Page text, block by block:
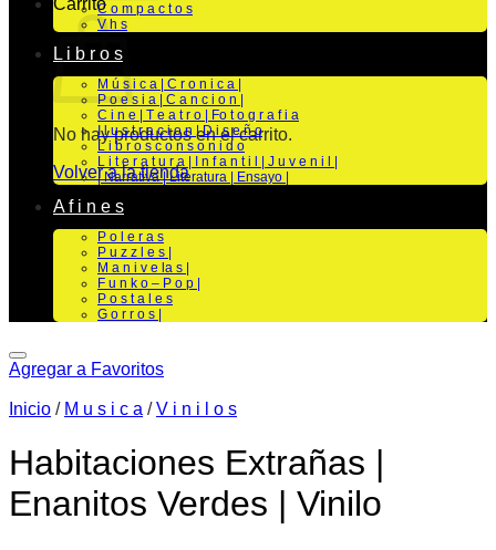
No hay productos en el carrito.
Volver a la tienda
C o m p a c t o s
V h s
L i b r o s
M ú s i c a | C r o n i c a |
P o e s i a | C a n c i o n |
C i n e | T e a t r o | Fo t o g r a f i a
I l u s t r a c i o n | D i s e ñ o
L i b r o s c o n s o n i d o
L i t e r a t u r a | I n f a n t i l | J u v e n i l |
| Narrativa | Literatura | Ensayo |
A f i n e s
P o l e r a s
P u z z l e s |
M a n i v e la s |
F u n k o – P o p |
P o s t a l e s
G o r r o s |
Agregar a Favoritos
Inicio / M u s i c a / V i n i l o s
Habitaciones Extrañas |
Enanitos Verdes | Vinilo